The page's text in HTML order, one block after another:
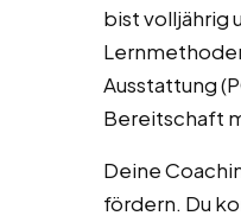
bist volljährig
Ausstattung
Bereitschaft
Deine
fördern. Du